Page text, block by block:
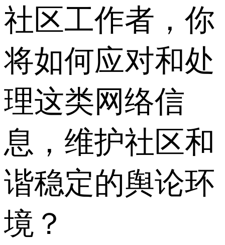
社区工作者，你
将如何应对和处
理这类网络信
息，维护社区和
谐稳定的舆论环
境？